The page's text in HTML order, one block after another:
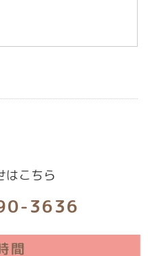
はこちら
3636